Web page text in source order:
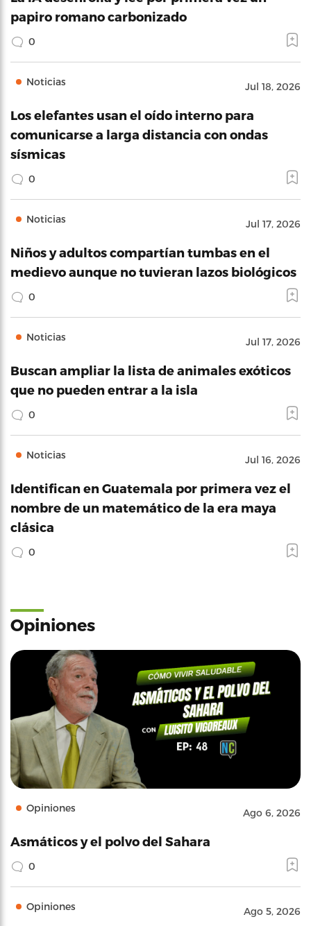
papiro romano carbonizado
0
Noticias Jul 18, 2026
Los elefantes usan el oído interno para
comunicarse a larga distancia con ondas
sísmicas
0
Noticias Jul 17, 2026
Niños y adultos compartían tumbas en el
medievo aunque no tuvieran lazos biológicos
0
Noticias Jul 17, 2026
Buscan ampliar la lista de animales exóticos
que no pueden entrar a la isla
0
Noticias Jul 16, 2026
Identifican en Guatemala por primera vez el
nombre de un matemático de la era maya
clásica
0
Opiniones
Opiniones Ago 6, 2026
Asmáticos y el polvo del Sahara
0
Opiniones Ago 5, 2026